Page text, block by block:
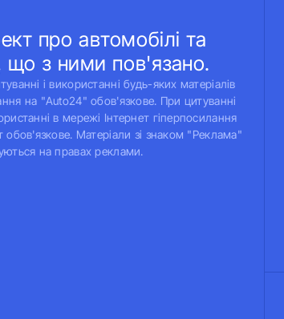
про автомобілі та
що з ними пов'язано.
і використанні будь-яких матеріалів
на "Auto24" обов'язкове. При цитуванні
в мережі Інтернет гіперпосилання
обов'язкове. Матеріали зі знаком "Реклама"
на правах реклами.